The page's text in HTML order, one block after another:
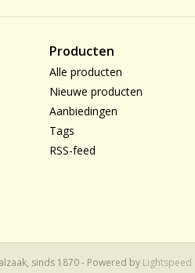
Producten
Alle producten
Nieuwe producten
Aanbiedingen
Tags
RSS-feed
sinds 1870 - Powered by Lightspeed